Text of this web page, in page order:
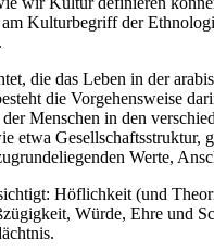
Kulturbegriff der
die das Leben in der
die Vorgehensweise
Menschen in den
etwa Gesellschaftsstruktur,
Werte,
Höflichkeit (und
Würde, Ehre und